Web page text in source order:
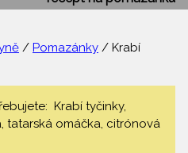
/ Pomazánky / Krabí
Krabí tyčinky,
tatarská omáčka, citrónová